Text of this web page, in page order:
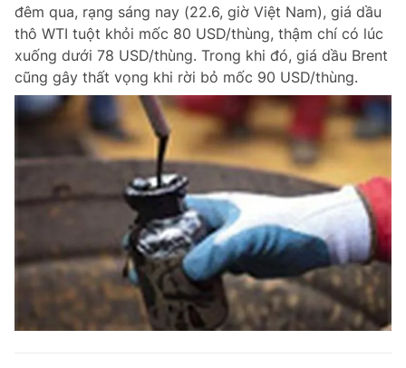
đêm qua, rạng sáng nay (22.6, giờ Việt Nam), giá dầu
thô WTI tuột khỏi mốc 80 USD/thùng, thậm chí có lúc
xuống dưới 78 USD/thùng. Trong khi đó, giá dầu Brent
cũng gây thất vọng khi rời bỏ mốc 90 USD/thùng.